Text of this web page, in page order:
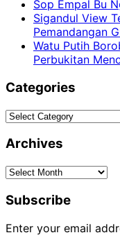
Sop Empal Bu
Sigandul View
Pemandangan
Watu Putih
Perbukitan
Categories
Categories
Archives
Archives
Subscribe
Enter your email